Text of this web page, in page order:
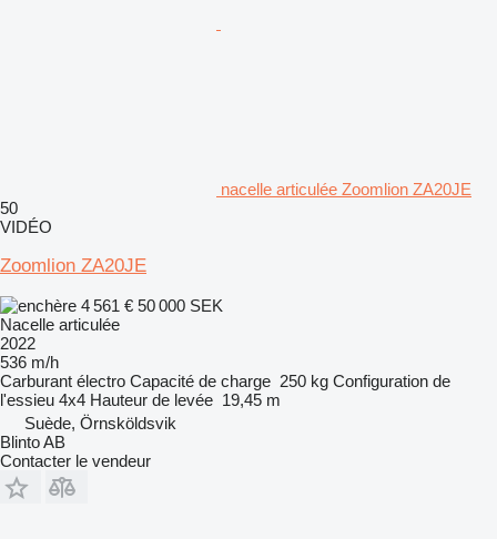
nacelle articulée Zoomlion ZA20JE
50
VIDÉO
Zoomlion ZA20JE
4 561 € 50 000 SEK
Nacelle articulée
2022
536 m/h
Carburant électro Capacité de charge 250 kg Configuration de
l'essieu 4x4 Hauteur de levée 19,45 m
Suède, Örnsköldsvik
Blinto AB
Contacter le vendeur